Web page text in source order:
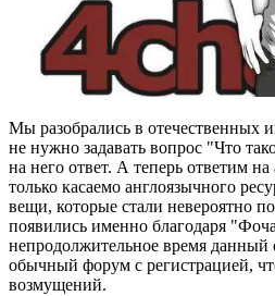
Мы разобрались в отечественных
не нужно задавать вопрос "Что
на него ответ. А теперь ответим
только касаемо англоязычного
вещи, которые стали невероятно
появились именно благодаря
непродолжительное время данный
обычный форум с регистрацией,
возмущений.